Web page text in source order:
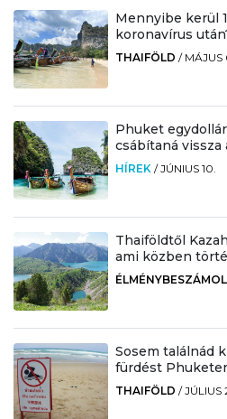
Mennyibe kerül
koronavírus
THAIFÖLD / MÁJUS
Phuket
csábítaná
HÍREK /JÚNIUS 10.
Thaiföldtől
ami közben
Sosem találnád
fürdést
THAIFÖLD /JÚLIUS